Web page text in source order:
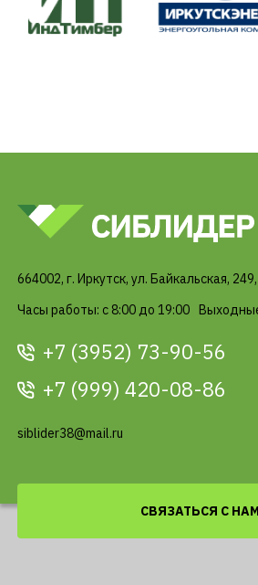
664002, г. Иркутск, ул. Байкальская,
Часы работы: c 8:00 до 19:00
+7 (3952) 73-90-56
+7 (999) 420-08-86
siblider38@mail.ru
СВЯЗАТЬСЯ С